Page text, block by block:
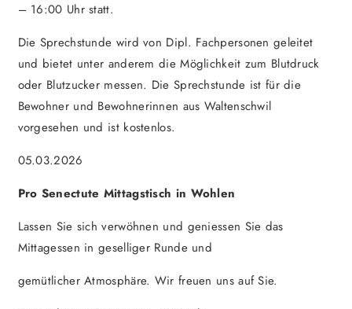
– 16:00 Uhr statt.
Die Sprechstunde wird von Dipl. Fachpersonen geleitet
und bietet unter anderem die Möglichkeit zum Blutdruck
oder Blutzucker messen. Die Sprechstunde ist für die
Bewohner und Bewohnerinnen aus Waltenschwil
vorgesehen und ist kostenlos.
05.03.2026
Pro Senectute Mittagstisch in Wohlen
Lassen Sie sich verwöhnen und geniessen Sie das
Mittagessen in geselliger Runde und
gemütlicher Atmosphäre. Wir freuen uns auf Sie.